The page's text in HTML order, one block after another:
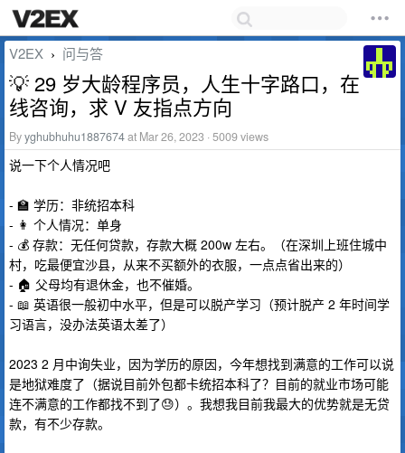
V2EX › 问与答
💡 29 岁大龄程序员，人生十字路口，在
线咨询，求 V 友指点方向
Byyghubhuhu1887674at Mar 26, 2023 · 5009 views
说一下个人情况吧
- 🏫 学历：非统招本科
- 👩 个人情况：单身
- 💰 存款：无任何贷款，存款大概 200w 左右。（在深圳上班住城中
村，吃最便宜沙县，从来不买额外的衣服，一点点省出来的）
- 🏠 父母均有退休金，也不催婚。
- 📖 英语很一般初中水平，但是可以脱产学习（预计脱产 2 年时间学
习语言，没办法英语太差了）
2023 2 月中询失业，因为学历的原因，今年想找到满意的工作可以说
是地狱难度了（据说目前外包都卡统招本科了？目前的就业市场可能
连不满意的工作都找不到了😓）。我想我目前我最大的优势就是无贷
款，有不少存款。